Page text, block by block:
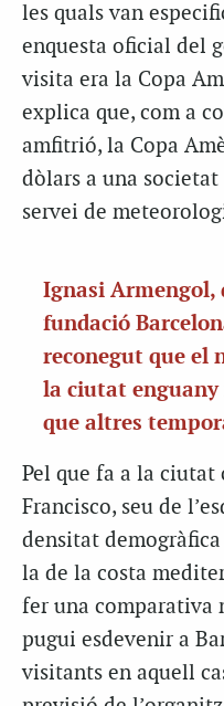
les quals van
enquesta oficial del
visita era la Copa
explica que, com a
amfitrió, la Copa
dòlars a una
servei de
Ignasi Armengol,
fundació
reconegut que el
la ciutat enguany
que altres
Pel que fa a la
Francisco, seu de
densitat
la de la costa
fer una comparativa
pugui esdevenir a
visitants en aquell